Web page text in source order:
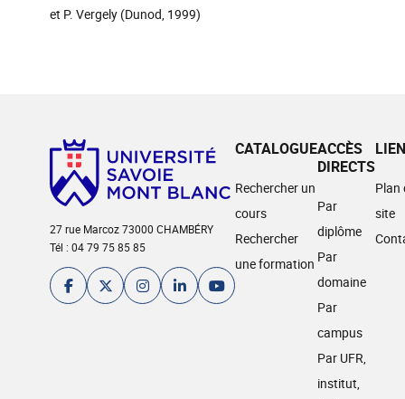
et P. Vergely (Dunod, 1999)
27 rue Marcoz 73000 CHAMBÉRY
Tél : 04 79 75 85 85
CATALOGUE
Rechercher un
cours
Rechercher
une formation
ACCÈS
DIRECTS
Par
diplôme
Par
domaine
Par
campus
Par UFR,
institut,
Plan
site